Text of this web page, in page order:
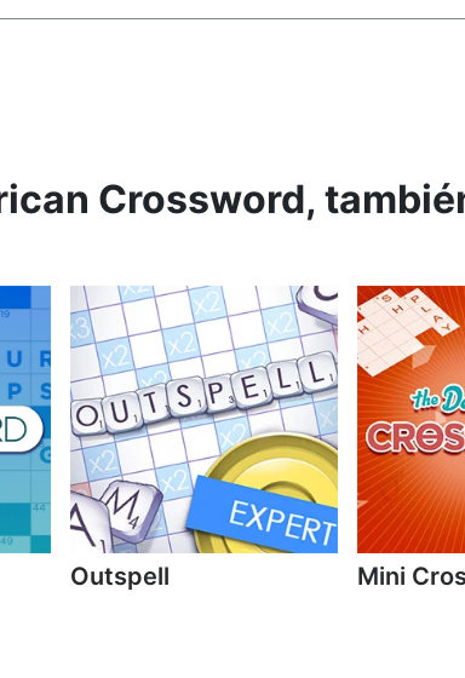
Crossword,
Outspell Mini